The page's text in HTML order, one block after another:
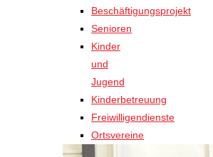
Beschäftigungsprojekt
Senioren
Kinder
und
Jugend
Kinderbetreuung
Freiwilligendienste
Ortsvereine